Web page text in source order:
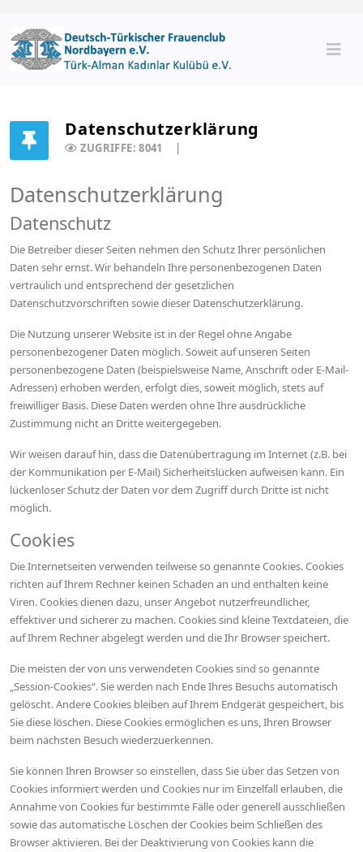
Datenschutzerklärung
ZUGRIFFE: 8041
Datenschutzerklärung
Datenschutz
Die Betreiber dieser Seiten nehmen den Schutz Ihrer persönlichen
Daten sehr ernst. Wir behandeln Ihre personenbezogenen Daten
vertraulich und entsprechend der gesetzlichen
Datenschutzvorschriften sowie dieser Datenschutzerklärung.
Die Nutzung unserer Website ist in der Regel ohne Angabe
personenbezogener Daten möglich. Soweit auf unseren Seiten
personenbezogene Daten (beispielsweise Name, Anschrift oder E-Mail-
Adressen) erhoben werden, erfolgt dies, soweit möglich, stets auf
freiwilliger Basis. Diese Daten werden ohne Ihre ausdrückliche
Zustimmung nicht an Dritte weitergegeben.
Wir weisen darauf hin, dass die Datenübertragung im Internet (z.B. bei
der Kommunikation per E-Mail) Sicherheitslücken aufweisen kann. Ein
lückenloser Schutz der Daten vor dem Zugriff durch Dritte ist nicht
möglich.
Cookies
Die Internetseiten verwenden teilweise so genannte Cookies. Cookies
richten auf Ihrem Rechner keinen Schaden an und enthalten keine
Viren. Cookies dienen dazu, unser Angebot nutzerfreundlicher,
effektiver und sicherer zu machen. Cookies sind kleine Textdateien, die
auf Ihrem Rechner abgelegt werden und die Ihr Browser speichert.
Die meisten der von uns verwendeten Cookies sind so genannte
„Session-Cookies“. Sie werden nach Ende Ihres Besuchs automatisch
gelöscht. Andere Cookies bleiben auf Ihrem Endgerät gespeichert, bis
Sie diese löschen. Diese Cookies ermöglichen es uns, Ihren Browser
beim nächsten Besuch wiederzuerkennen.
Sie können Ihren Browser so einstellen, dass Sie über das Setzen von
Cookies informiert werden und Cookies nur im Einzelfall erlauben, die
Annahme von Cookies für bestimmte Fälle oder generell ausschließen
sowie das automatische Löschen der Cookies beim Schließen des
Browser aktivieren. Bei der Deaktivierung von Cookies kann die